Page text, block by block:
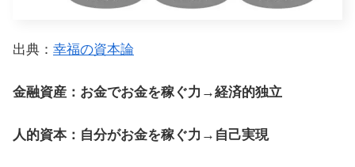
出典： 幸福の資本論
金融資産：お金でお金を稼ぐ力→経済的独立
人的資本：自分がお金を稼ぐ力→自己実現